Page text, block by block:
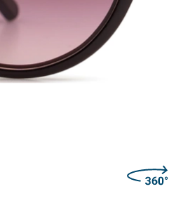
56 mm
Glasbreedte